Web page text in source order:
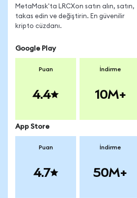
MetaMask'ta LRCXon satın alın, satın,
takas edin ve değiştirin. En güvenilir
kripto cüzdanı.
Google Play
Puan
4.4
İndirme
10M+
App Store
Puan
4.7
İndirme
50M+